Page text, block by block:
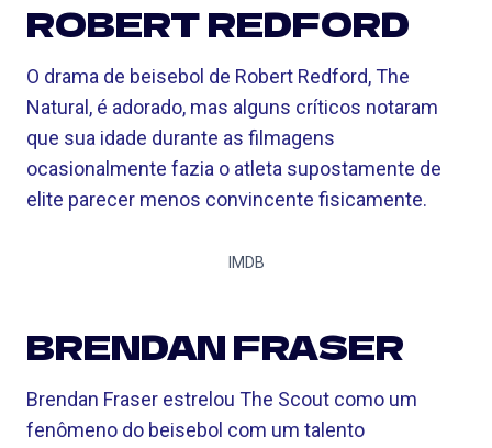
ROBERT REDFORD
O drama de beisebol de Robert Redford, The
Natural, é adorado, mas alguns críticos notaram
que sua idade durante as filmagens
ocasionalmente fazia o atleta supostamente de
elite parecer menos convincente fisicamente.
IMDB
BRENDAN FRASER
Brendan Fraser estrelou The Scout como um
fenômeno do beisebol com um talento